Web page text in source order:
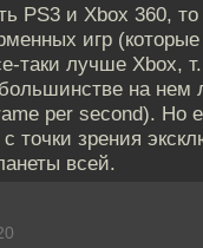
PS3 и Xbox 360,
игр
таки лучше Xbox,
на нем
per second). Но
точки зрения
всей.